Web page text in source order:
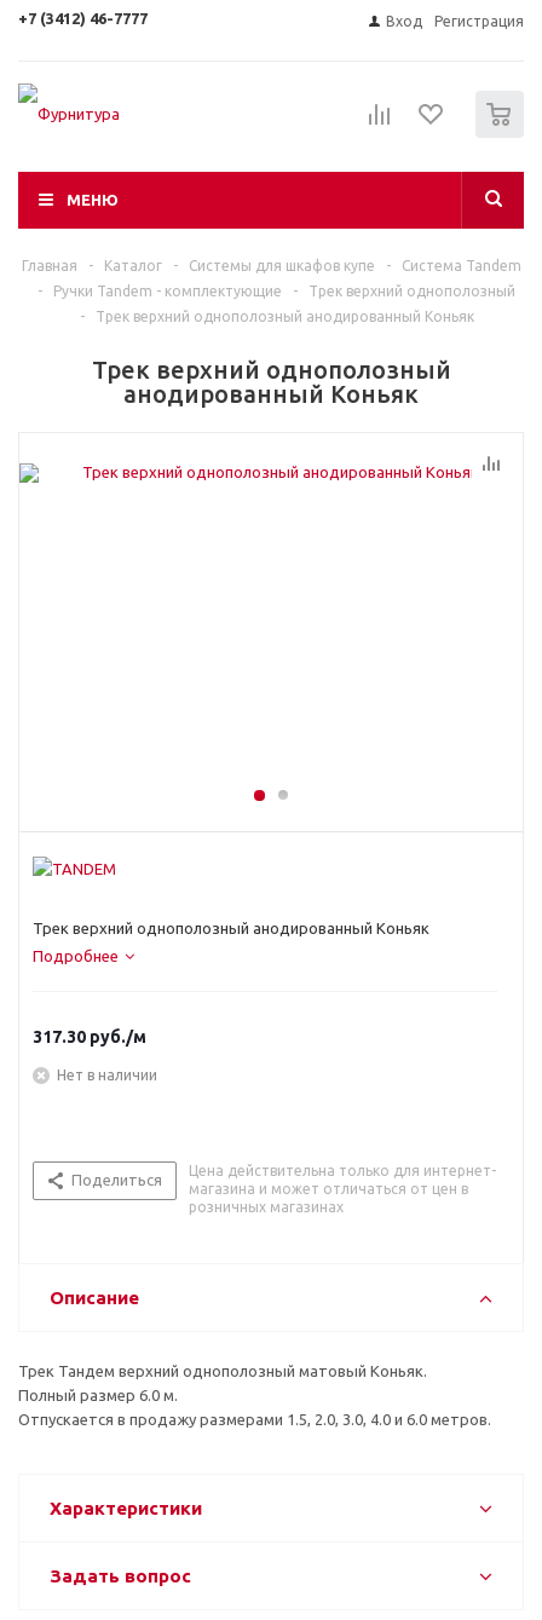
+7 (3412) 46-7777 Вход Регистрация
МЕНЮ
Главная - Каталог - Системы для шкафов купе -
Система Tandem
-
Ручки Tandem - комплектующие -
Трек верхний однополозный
-
Трек верхний однополозный анодированный Коньяк
Трек верхний однополозный
анодированный Коньяк
Трек верхний однополозный анодированный Коньяк
Подробнее
317.30 руб./м
Нет в наличии
Поделиться
Цена действительна только для интернет-
магазина и может отличаться от цен в
розничных магазинах
Описание
Трек Тандем верхний однополозный матовый Коньяк.
Полный размер 6.0 м.
Отпускается в продажу размерами 1.5, 2.0, 3.0, 4.0 и 6.0 метров.
Характеристики
Задать вопрос